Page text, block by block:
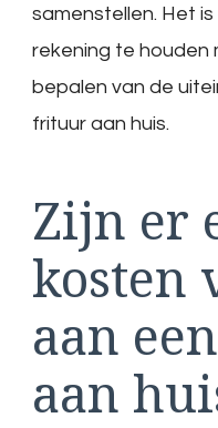
samenstellen. Het
rekening te houden
bepalen van de
frituur aan huis.
Zijn er
kosten
aan
aan